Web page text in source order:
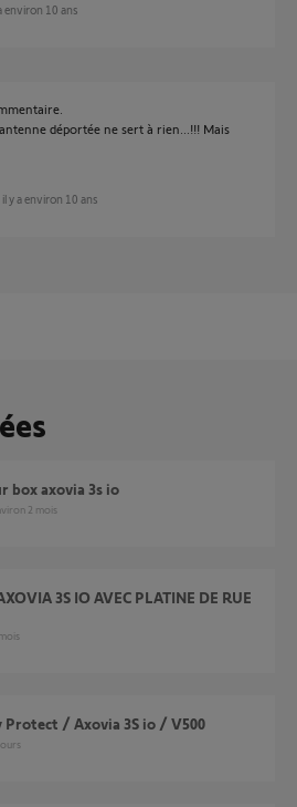
environ 10 ans
déportée ne sert à rien...!!! Mais
il y a environ 10 ans
box axovia 3s io
2 mois
Protect / Axovia 3S io / V500
jours